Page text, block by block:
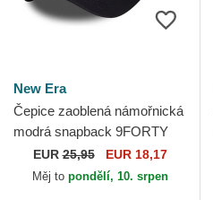
New Era
Čepice zaoblená námořnická
modrá snapback 9FORTY
Core Chelsea Football Club
Premier League New Era
EUR25,95 EUR 18,17
Měj to pondělí, 10. srpen